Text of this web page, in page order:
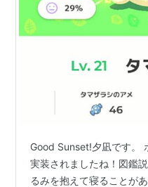
Good Sunset!夕凪です。
実装されましたね！図鑑
るみを抱えて寝ることが